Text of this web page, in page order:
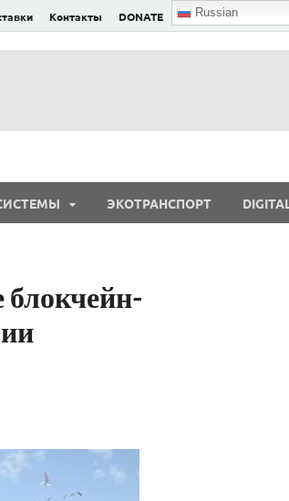
Контакты DONATE Russian
ЭКОТРАНСПОРТ DIGITAL
блокчейн-